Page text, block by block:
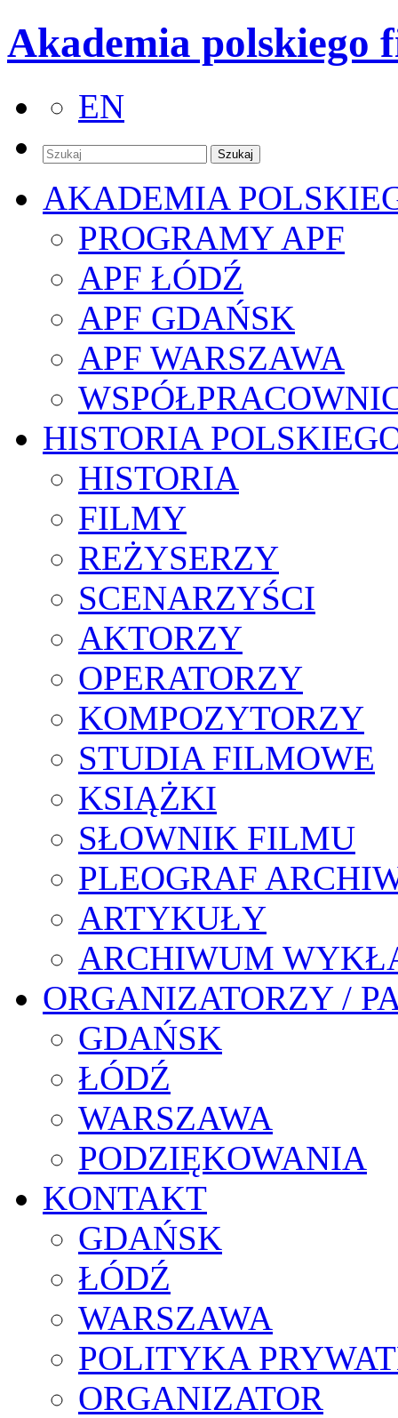
Akademia polskiego
EN
AKADEMIA
PROGRAMY APF
APF ŁÓDŹ
APF GDAŃSK
APF WARSZAWA
HISTORIA
HISTORIA
FILMY
REŻYSERZY
SCENARZYŚCI
AKTORZY
OPERATORZY
KOMPOZYTORZY
STUDIA FILMOWE
KSIĄŻKI
SŁOWNIK FILMU
PLEOGRAF
ARTYKUŁY
ARCHIWUM
ORGANIZATORZY /
GDAŃSK
ŁÓDŹ
WARSZAWA
PODZIĘKOWANIA
KONTAKT
GDAŃSK
ŁÓDŹ
WARSZAWA
POLITYKA
ORGANIZATOR